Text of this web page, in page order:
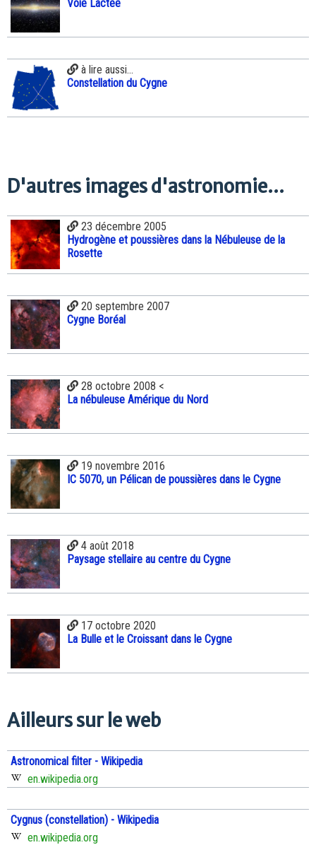
Voie Lactée
à lire aussi...
Constellation du Cygne
D'autres images d'astronomie...
23 décembre 2005
Hydrogène et poussières dans la Nébuleuse de la
Rosette
20 septembre 2007
Cygne Boréal
28 octobre 2008 <
La nébuleuse Amérique du Nord
19 novembre 2016
IC 5070, un Pélican de poussières dans le Cygne
4 août 2018
Paysage stellaire au centre du Cygne
17 octobre 2020
La Bulle et le Croissant dans le Cygne
Ailleurs sur le web
Astronomical filter - Wikipedia
en.wikipedia.org
Cygnus (constellation) - Wikipedia
en.wikipedia.org